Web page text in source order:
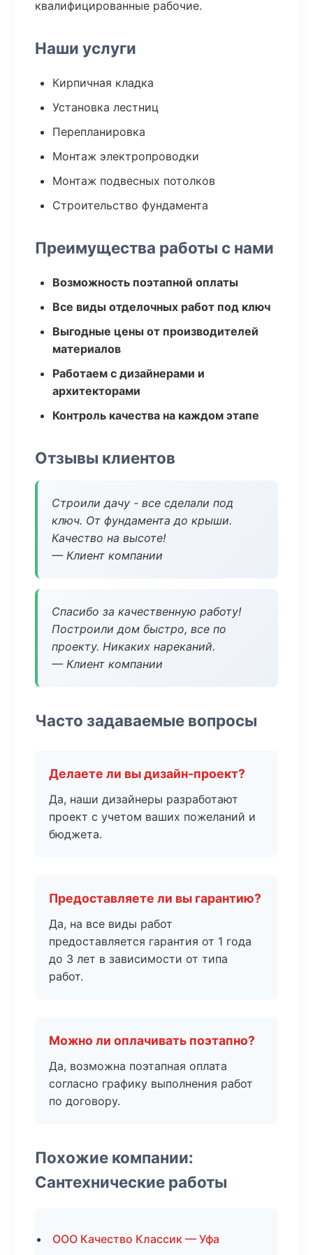
квалифицированные рабочие.
Наши услуги
Кирпичная кладка
Установка лестниц
Перепланировка
Монтаж электропроводки
Монтаж подвесных потолков
Строительство фундамента
Преимущества работы с нами
Возможность поэтапной оплаты
Все виды отделочных работ под ключ
Выгодные цены от производителей
материалов
Работаем с дизайнерами и
архитекторами
Контроль качества на каждом этапе
Отзывы клиентов
Строили дачу - все сделали под
ключ. От фундамента до крыши.
Качество на высоте!
— Клиент компании
Спасибо за качественную работу!
Построили дом быстро, все по
проекту. Никаких нареканий.
— Клиент компании
Часто задаваемые вопросы
Делаете ли вы дизайн-проект?
Да, наши дизайнеры разработают
проект с учетом ваших пожеланий и
бюджета.
Предоставляете ли вы гарантию?
Да, на все виды работ
предоставляется гарантия от 1 года
до 3 лет в зависимости от типа
работ.
Можно ли оплачивать поэтапно?
Да, возможна поэтапная оплата
согласно графику выполнения работ
по договору.
Похожие компании:
Сантехнические работы
ООО Качество Классик — Уфа